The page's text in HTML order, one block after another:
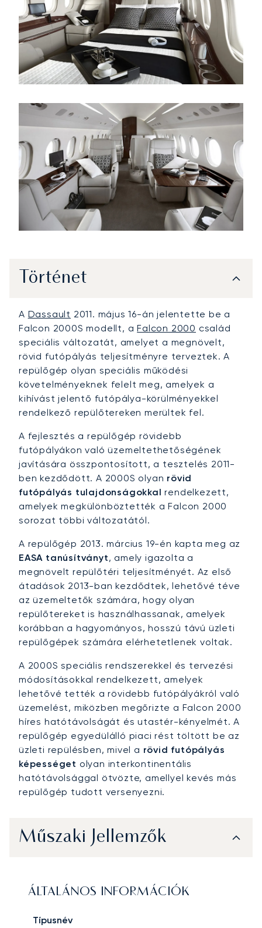
Történet
A Dassault 2011. május 16-án jelentette be a
Falcon 2000S modellt, aFalcon 2000 család
speciális változatát, amelyet a megnövelt,
rövid futópályás teljesítményre terveztek. A
repülőgép olyan speciális működési
követelményeknek felelt meg, amelyek a
kihívást jelentő futópálya-körülményekkel
rendelkező repülőtereken merültek fel.
A fejlesztés a repülőgép rövidebb
futópályákon való üzemeltethetőségének
javítására összpontosított, a tesztelés 2011-
ben kezdődött. A 2000S olyan rövid
futópályás tulajdonságokkal rendelkezett,
amelyek megkülönböztették a Falcon 2000
sorozat többi változatától.
A repülőgép 2013. március 19-én kapta meg az
EASA tanúsítványt, amely igazolta a
megnövelt repülőtéri teljesítményét. Az első
átadások 2013-ban kezdődtek, lehetővé téve
az üzemeltetők számára, hogy olyan
repülőtereket is használhassanak, amelyek
korábban a hagyományos, hosszú távú üzleti
repülőgépek számára elérhetetlenek voltak.
A 2000S speciális rendszerekkel és tervezési
módosításokkal rendelkezett, amelyek
lehetővé tették a rövidebb futópályákról való
üzemelést, miközben megőrizte a Falcon 2000
híres hatótávolságát és utastér-kényelmét. A
repülőgép egyedülálló piaci rést töltött be az
üzleti repülésben, mivel a rövid futópályás
képességet olyan interkontinentális
hatótávolsággal ötvözte, amellyel kevés más
repülőgép tudott versenyezni.
Műszaki Jellemzők
ÁLTALÁNOS INFORMÁCIÓK
Típusnév